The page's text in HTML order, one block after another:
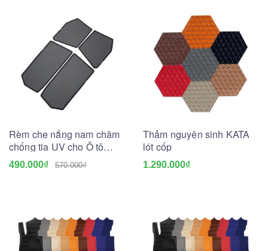
Rèm che nắng nam châm
chống tia UV cho Ô tô
(May đo theo xe)
490.000₫ 570.000₫
Thảm nguyên sinh KATA
lót cốp
1.290.000₫